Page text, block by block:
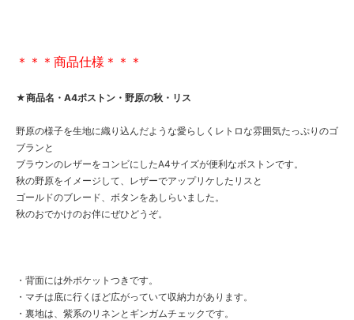
＊＊＊商品仕様＊＊＊
★商品名・A4ボストン・野原の秋・リス
野原の様子を生地に織り込んだような愛らしくレトロな雰囲気たっぷりのゴ
ブランと
ブラウンのレザーをコンビにしたA4サイズが便利なボストンです。
秋の野原をイメージして、レザーでアップリケしたリスと
ゴールドのブレード、ボタンをあしらいました。
秋のおでかけのお伴にぜひどうぞ。
・背面には外ポケットつきです。
・マチは底に行くほど広がっていて収納力があります。
・裏地は、紫系のリネンとギンガムチェックです。